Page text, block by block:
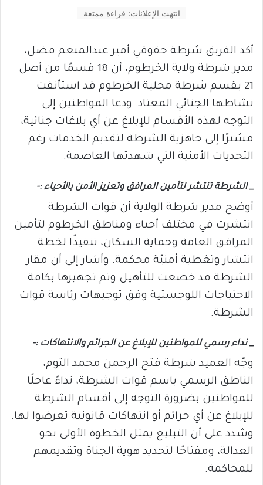
انتهت الإعلانات: قراءة ممتعة
أكد الفريق شرطة حقوقي أمير عبدالمنعم فضل،
مدير شرطة ولاية الخرطوم، أن 18 قسمًا من أصل
21 بقسم شرطة محلية الخرطوم قد استأنفت
نشاطها الجنائي المعتاد. ودعا المواطنين إلى
التوجه لهذه الأقسام للإبلاغ عن أي بلاغات جنائية،
مشيرًا إلى جاهزية الشرطة لتقديم الخدمات رغم
التحديات الأمنية التي شهدتها العاصمة.
_ الشرطة تنتشر لتأمين المرافق وتعزيز الأمن بالأحياء :-
أوضح مدير شرطة الولاية أن قوات الشرطة
انتشرت في مختلف أحياء ومناطق الخرطوم لتأمين
المرافق العامة وحماية السكان، تنفيذًا لخطة
انتشار وتغطية أمنيّة محكمة. وأشار إلى أن مقار
الشرطة قد خضعت للتأهيل وتم تجهيزها بكافة
الاحتياجات اللوجستية وفق توجيهات رئاسة قوات
الشرطة.
_ نداء رسمي للمواطنين للإبلاغ عن الجرائم والانتهاكات :-
وجّه العميد شرطة فتح الرحمن محمد التوم،
الناطق الرسمي باسم قوات الشرطة، نداءً عاجلًا
للمواطنين بضرورة التوجه إلى أقسام الشرطة
للإبلاغ عن أي جرائم أو انتهاكات قانونية تعرضوا لها.
وشدد على أن التبليغ يمثل الخطوة الأولى نحو
العدالة، ومفتاحًا لتحديد هوية الجناة وتقديمهم
للمحاكمة.